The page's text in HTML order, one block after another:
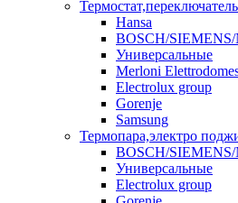
Hansa
BOSCH/
Универсальные
Merloni
Electrolux group
Gorenje
Samsung
Термопара,электро
BOSCH/
Универсальные
Electrolux group